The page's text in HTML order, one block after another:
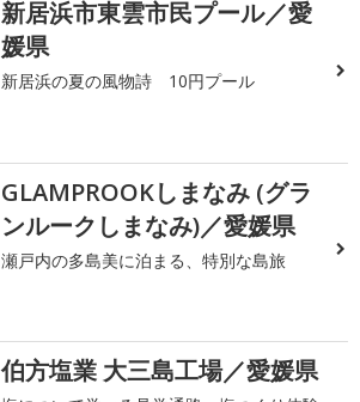
新居浜市東雲市民プール／愛
媛県
新居浜の夏の風物詩 10円プール
GLAMPROOKしまなみ (グラ
ンルークしまなみ)／愛媛県
瀬戸内の多島美に泊まる、特別な島旅
伯方塩業 大三島工場／愛媛県